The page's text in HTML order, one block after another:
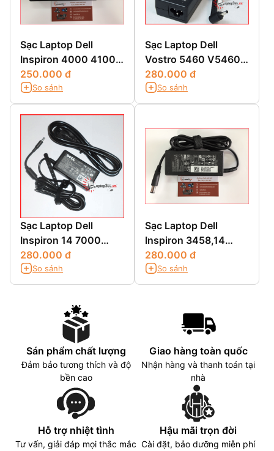
Sạc Laptop Dell
Inspiron 4000 4100
4150
250.000 đ
So sánh
Sạc Laptop Dell
Vostro 5460 V5460
5470 5560
280.000 đ
So sánh
Sạc Laptop Dell
Inspiron 14 7000
7437 N7437
280.000 đ
So sánh
Sạc Laptop Dell
Inspiron 3458,14
3458,14 3000
3458,N3458
280.000 đ
So sánh
Sán phẩm chất lượng
Đảm bảo tương thích và độ
bền cao
Giao hàng toàn quốc
Nhận hàng và thanh toán tại
nhà
Hỗ trợ nhiệt tình
Tư vấn, giải đáp mọi thắc mắc
Hậu mãi trọn đời
Cài đặt, bảo dưỡng miễn phí